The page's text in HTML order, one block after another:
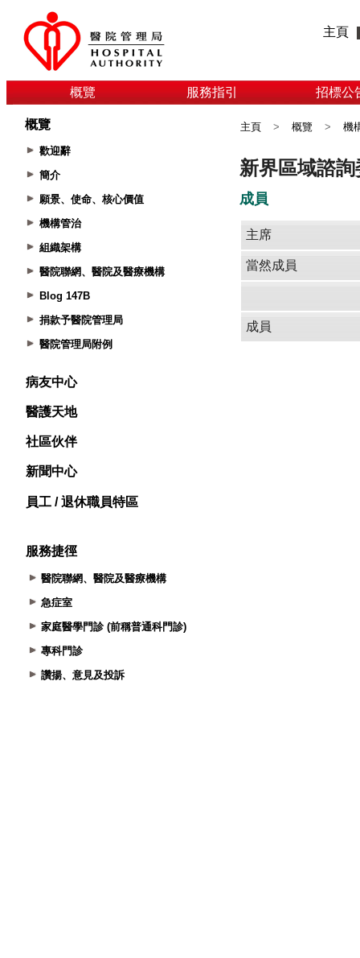
主頁
概覽 服務指引 招標公
概覽
歡迎辭
簡介
願景、使命、核心價值
機構管治
組織架構
醫院聯網、醫院及醫療機構
Blog 147B
捐款予醫院管理局
醫院管理局附例
病友中心
醫護天地
社區伙伴
新聞中心
員工 / 退休職員特區
服務捷徑
醫院聯網、醫院及醫療機構
急症室
家庭醫學門診 (前稱普通科門診)
專科門診
讚揚、意見及投訴
主頁 > 概覽 > 機